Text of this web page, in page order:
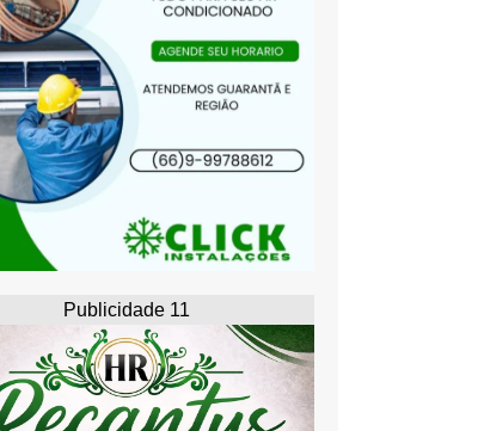
Publicidade 11